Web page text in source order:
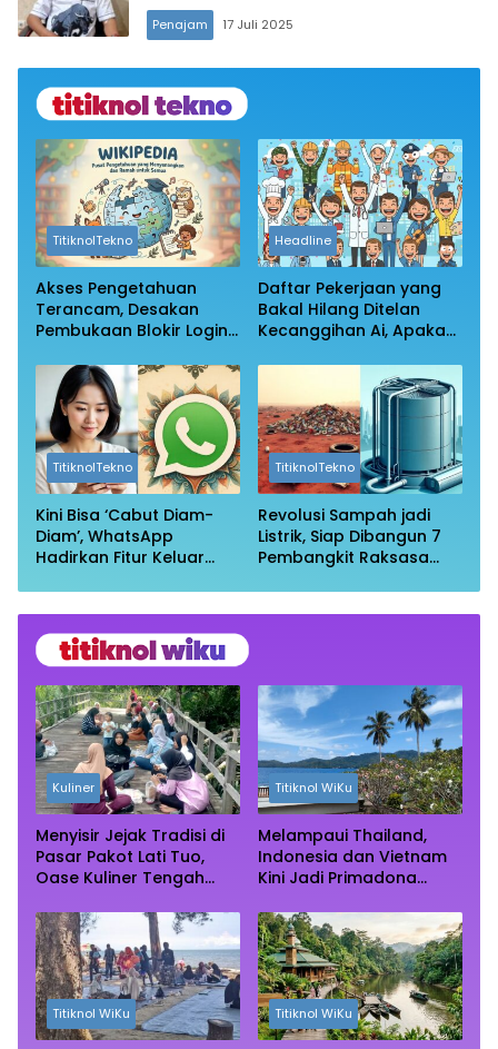
Penajam 17 Juli 2025
TitiknolTekno
Akses Pengetahuan
Terancam, Desakan
Pembukaan Blokir Login
Headline
Daftar Pekerjaan yang
Bakal Hilang Ditelan
Kecanggihan Ai, Apakah
Aman?
TitiknolTekno
Kini Bisa ‘Cabut Diam-
Diam’, WhatsApp
Hadirkan Fitur Keluar
TitiknolTekno
Revolusi Sampah jadi
Listrik, Siap Dibangun 7
Pembangkit Raksasa
Kuliner
Menyisir Jejak Tradisi di
Pasar Pakot Lati Tuo,
Oase Kuliner Tengah
Titiknol WiKu
Melampaui Thailand,
Indonesia dan Vietnam
Kini Jadi Primadona
Titiknol WiKu Titiknol WiKu